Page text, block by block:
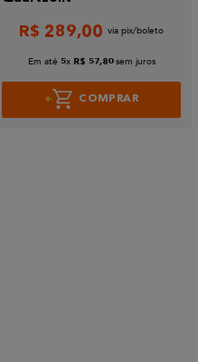
R$ 289,00
Em até 5x R$ 57,80 sem juros
COMPRAR